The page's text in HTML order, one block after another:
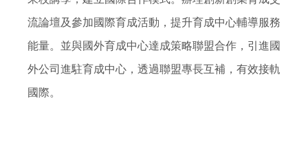
流論壇及參加國際育成活動，提升育成中心輔導服務
能量。並與國外育成中心達成策略聯盟合作，引進國
外公司進駐育成中心，透過聯盟專長互補，有效接軌
國際。